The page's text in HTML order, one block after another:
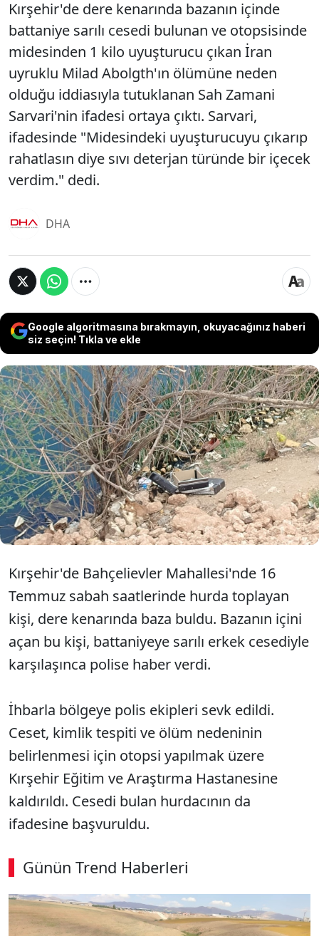
Kırşehir'de dere kenarında bazanın içinde
battaniye sarılı cesedi bulunan ve otopsisinde
midesinden 1 kilo uyuşturucu çıkan İran
uyruklu Milad Abolgth'ın ölümüne neden
olduğu iddiasıyla tutuklanan Sah Zamani
Sarvari'nin ifadesi ortaya çıktı. Sarvari,
ifadesinde "Midesindeki uyuşturucuyu çıkarıp
rahatlasın diye sıvı deterjan türünde bir içecek
verdim." dedi.
DHA
Google algoritmasına bırakmayın, okuyacağınız haberi
siz seçin! Tıkla ve ekle
Kırşehir'de dere kenarında bazanın içinde
battaniye sarılı cesedi bulunan ve otopsisinde
midesinden 1 kilo uyuşturucu çıkan İran uyruklu
Milad Abolgth'ın ölümüne neden olduğu iddiasıyla
tutuklanan Sah Zamani Sarvari'nin ifadesi ortaya
çıktı. Sarvari, ifadesinde "Midesindeki
uyuşturucuyu çıkarıp rahatlasın diye sıvı deterjan
türünde bir içecek verdim." dedi.
Kırşehir'de Bahçelievler Mahallesi'nde 16
Temmuz sabah saatlerinde hurda toplayan
kişi, dere kenarında baza buldu. Bazanın içini
açan bu kişi, battaniyeye sarılı erkek cesediyle
karşılaşınca polise haber verdi.
İhbarla bölgeye polis ekipleri sevk edildi.
Ceset, kimlik tespiti ve ölüm nedeninin
belirlenmesi için otopsi yapılmak üzere
Kırşehir Eğitim ve Araştırma Hastanesine
kaldırıldı. Cesedi bulan hurdacının da
ifadesine başvuruldu.
Günün Trend Haberleri
00:04 / 09:15
Sesi Aç